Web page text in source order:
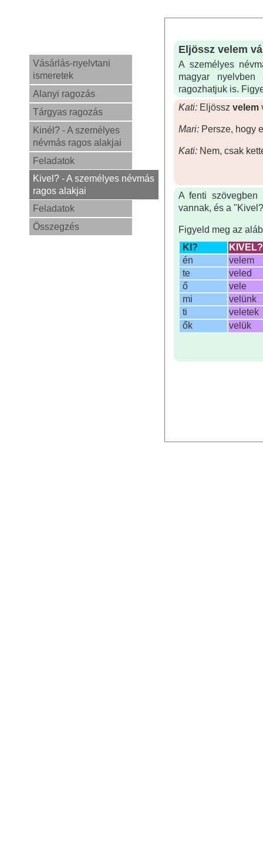
Vásárlás-nyelvtani
ismeretek
Alanyi ragozás
Tárgyas ragozás
Kinél? - A személyes
névmás ragos alakjai
Feladatok
Kivel? - A személyes névmás
ragos alakjai
Feladatok
Összegzés
Eljössz velem
A személyes
magyar nyelvben
ragozhatjuk is.
Kati: Eljössz velem
Mari: Persze, hogy
Kati: Nem, csak
A fenti szövegben
vannak, és a
Figyeld meg az
KI?
KIVEL?
én
velem
te
veled
ő
vele
mi
velünk
ti
veletek
ők
velük